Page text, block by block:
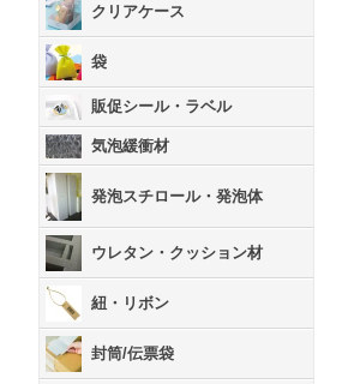
クリアケース
袋
販促シール・ラベル
気泡緩衝材
発泡スチロール・発泡体
ウレタン・クッション材
紐・リボン
封筒/伝票袋